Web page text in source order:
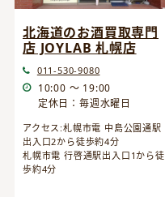
北海道のお酒買取専門
店 JOYLAB 札幌店
011-530-9080
10:00 ～ 19:00
定休日：毎週水曜日
アクセス:札幌市電 中島公園通駅
出入口2から徒歩約4分
札幌市電 行啓通駅出入口1から徒
歩約4分